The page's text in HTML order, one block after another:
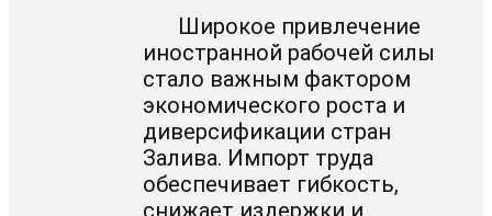
Широкое привлечение
иностранной рабочей силы
стало важным фактором
экономического роста и
диверсификации стран
Залива. Импорт труда
обеспечивает гибкость,
снижает издержки и